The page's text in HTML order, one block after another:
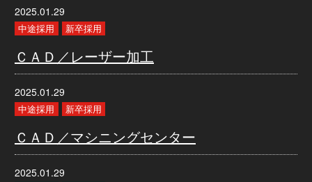
2025.01.29
中途採用 新卒採用
ＣＡＤ／レーザー加工
2025.01.29
中途採用 新卒採用
ＣＡＤ／マシニングセンター
2025.01.29